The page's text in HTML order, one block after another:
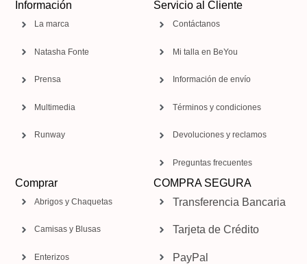
Información
La marca
Natasha Fonte
Prensa
Multimedia
Runway
Servicio al Cliente
Contáctanos
Mi talla en BeYou
Información de envío
Términos y condiciones
Devoluciones y reclamos
Preguntas frecuentes
Comprar
Abrigos y Chaquetas
Camisas y Blusas
Enterizos
COMPRA SEGURA
Transferencia Bancaria
Tarjeta de Crédito
PayPal